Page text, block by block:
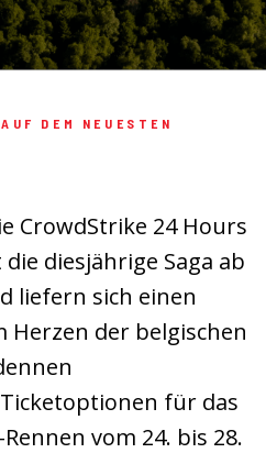
DEM NEUESTEN
CrowdStrike 24 Hours
diesjährige Saga ab
liefern sich einen
Herzen der belgischen
für das
vom 24. bis 28.